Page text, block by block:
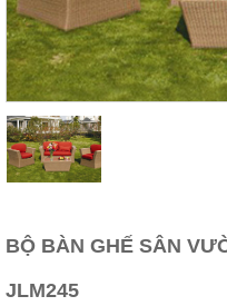
Phòng
Khách
Sofa,
tủ
Bàn
trà...
Nội
Phòng
Ngủ
ngủ, tủ
BỘ BÀN GHẾ SÂN
JLM245